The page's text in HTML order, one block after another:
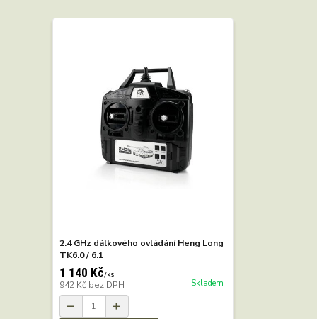
2.4 GHz dálkového ovládání Heng Long
TK6.0 / 6.1
1 140 Kč/ks
942 Kč bez DPH Skladem